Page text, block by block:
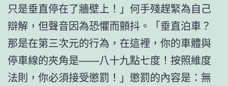
只是垂直停在了牆壁上！」何手殘趕緊為自己
辯解，但聲音因為恐懼而顫抖。「垂直泊車？
那是在第三次元的行為，在這裡，你的車體與
停車線的夾角是——八十九點七度！按照維度
法則，你必須接受懲罰！」懲罰的內容是：無